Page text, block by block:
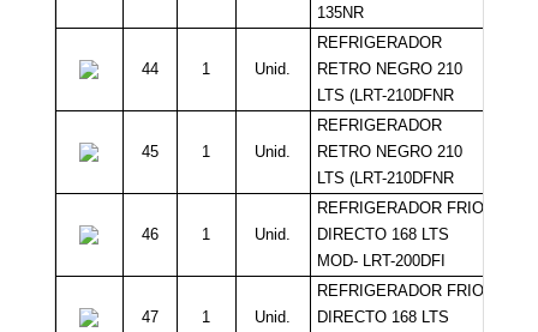
135NR
44 1 Unid.
REFRIGERADOR
RETRO NEGRO 210
LTS (LRT-210DFNR
45 1 Unid.
REFRIGERADOR
RETRO NEGRO 210
LTS (LRT-210DFNR
46 1 Unid.
REFRIGERADOR FRIO
DIRECTO 168 LTS
MOD- LRT-200DFI
47 1 Unid.
REFRIGERADOR FRIO
DIRECTO 168 LTS